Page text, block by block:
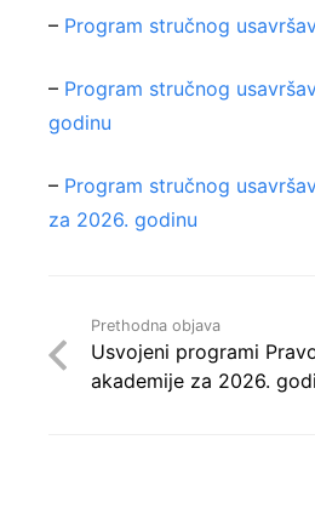
– Program stručnog
– Program stručnog
godinu
– Program stručnog
za 2026. godinu
Prethodna objava
Usvojeni programi
akademije za 2026.